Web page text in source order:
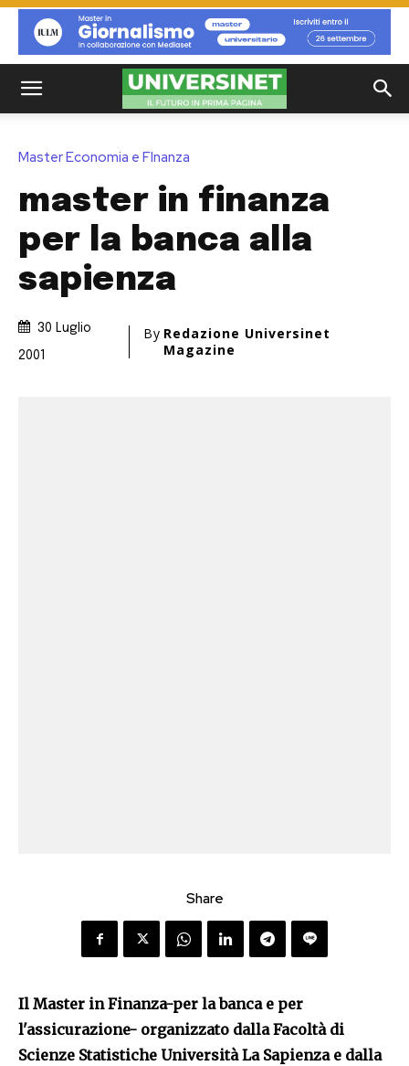
Master Economia e FInanza
master in finanza
per la banca alla
sapienza
30 Luglio
2001
By Redazione Universinet
Magazine
Share
Il Master in Finanza-per la banca e per
l'assicurazione- organizzato dalla Facoltà di
Scienze Statistiche Università La Sapienza e dalla